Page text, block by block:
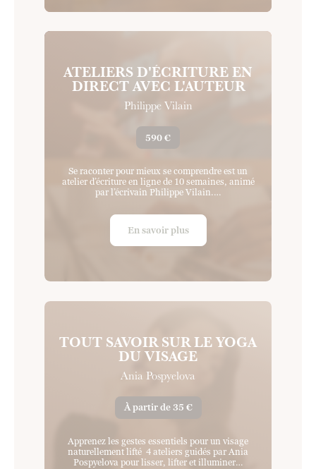
ATELIERS D'ÉCRITURE EN
DIRECT AVEC L'AUTEUR
Philippe Vilain
590 €
Se raconter pour mieux se comprendre est un
atelier d’écriture en ligne de 10 semaines, animé
par l’écrivain Philippe Vilain.…
En savoir plus
TOUT SAVOIR SUR LE YOGA
DU VISAGE
Ania Pospyelova
À partir de 35 €
Apprenez les gestes essentiels pour un visage
naturellement lifté 4 ateliers guidés par Ania
Pospyelova pour lisser, lifter et illuminer…